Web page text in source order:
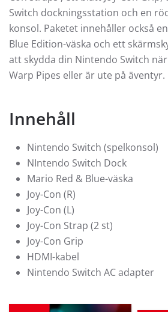
Switch dockningsstation och en
konsol. Paketet innehåller också
Blue Edition-väska och ett
att skydda din Nintendo Switch
Warp Pipes eller är ute på äventyr.
Innehåll
Nintendo Switch (spelkonsol)
NIntendo Switch Dock
Mario Red & Blue-väska
Joy-Con (R)
Joy-Con (L)
Joy-Con Strap (2 st)
Joy-Con Grip
HDMI-kabel
Nintendo Switch AC adapter